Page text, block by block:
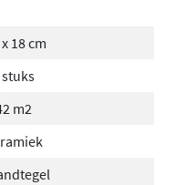
18 cm
stuks
m2